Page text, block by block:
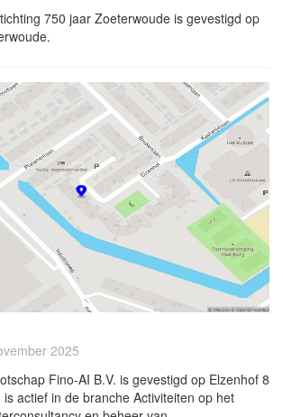
750 jaar Zoeterwoude is gevestigd op
2025
Fino-AI B.V. is gevestigd op Elzenhof 8
actief in de branche Activiteiten op het